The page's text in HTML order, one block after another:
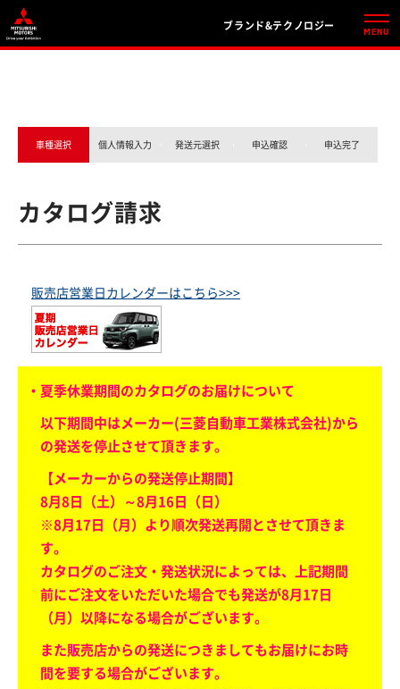
ブランド&テクノロジー
車種選択 個人情報入力 発送元選択 申込確認 申込完了
カタログ請求
販売店営業日カレンダーはこちら>>>
・夏季休業期間のカタログのお届けについて
以下期間中はメーカー(三菱自動車工業株式会社)から
の発送を停止させて頂きます。
【メーカーからの発送停止期間】
8月8日（土）～8月16日（日）
※8月17日（月）より順次発送再開とさせて頂きま
す。
カタログのご注文・発送状況によっては、上記期間
前にご注文をいただいた場合でも発送が8月17日
（月）以降になる場合がございます。
また販売店からの発送につきましてもお届けにお時
間を要する場合がございます。